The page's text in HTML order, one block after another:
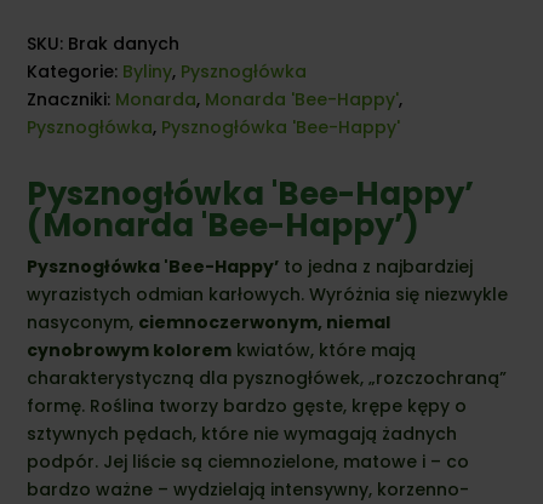
SKU: Brak danych
Kategorie: Byliny, Pysznogłówka
Znaczniki: Monarda, Monarda 'Bee-Happy',
Pysznogłówka, Pysznogłówka 'Bee-Happy'
Pysznogłówka 'Bee-Happy’
(Monarda 'Bee-Happy’)
Pysznogłówka 'Bee-Happy’ to jedna z najbardziej
wyrazistych odmian karłowych. Wyróżnia się niezwykle
nasyconym, ciemnoczerwonym, niemal
cynobrowym kolorem kwiatów, które mają
charakterystyczną dla pysznogłówek, „rozczochraną”
formę. Roślina tworzy bardzo gęste, krępe kępy o
sztywnych pędach, które nie wymagają żadnych
podpór. Jej liście są ciemnozielone, matowe i – co
bardzo ważne – wydzielają intensywny, korzenno-